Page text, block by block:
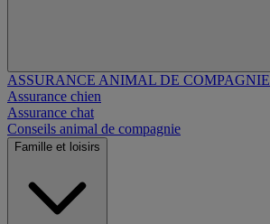
ASSURANCE ANIMAL DE COMPAGNIE
Assurance chien
Assurance chat
Conseils animal de compagnie
Famille et loisirs